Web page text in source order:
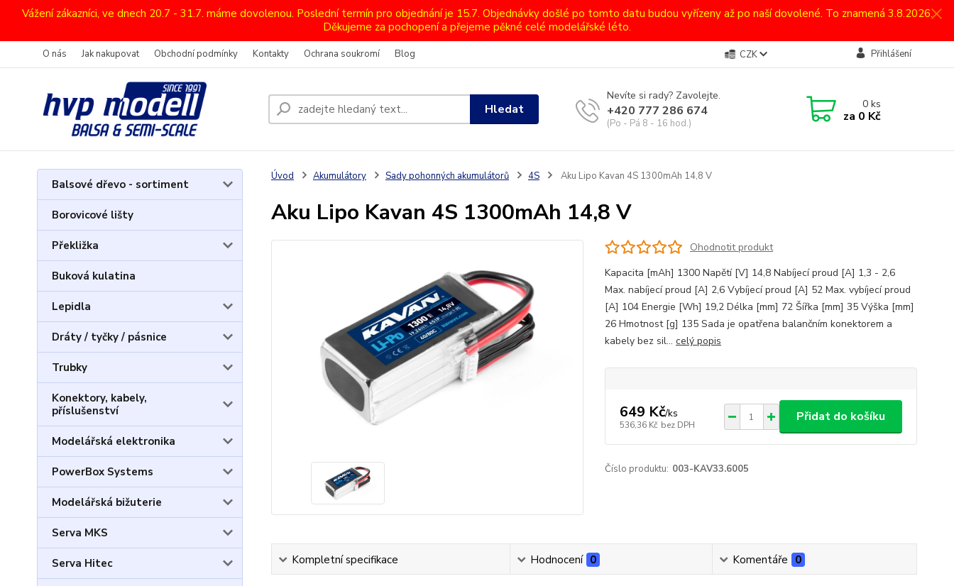
Vážení zákazníci, ve dnech 20.7 - 31.7. máme dovolenou. Poslední termín pro objednání je 15.7. Objednávky došlé po tomto datu budou vyřízeny až po naší dovolené. To znamená 3.8.2026.
Děkujeme za pochopení a přejeme pěkné celé modelářské léto.
O nás Jak nakupovat Obchodní podmínky Kontakty Ochrana soukromí Blog CZK Přihlášení
Hledat
Nevíte si rady? Zavolejte.
+420 777 286 674
(Po - Pá 8 - 16 hod.)
0ks
za 0 Kč
Balsové dřevo - sortiment
Borovicové lišty
Překližka
Buková kulatina
Lepidla
Dráty / tyčky / pásnice
Trubky
Konektory, kabely,
příslušenství
Modelářská elektronika
PowerBox Systems
Modelářská bižuterie
Serva MKS
Serva Hitec
Úvod Akumulátory Sady pohonných akumulátorů 4S Aku Lipo Kavan 4S 1300mAh 14,8 V
Aku Lipo Kavan 4S 1300mAh 14,8 V
Ohodnotit produkt
Kapacita [mAh] 1300 Napětí [V] 14,8 Nabíjecí proud [A] 1,3 - 2,6
Max. nabíjecí proud [A] 2,6 Vybíjecí proud [A] 52 Max. vybíjecí proud
[A] 104 Energie [Wh] 19,2 Délka [mm] 72 Šířka [mm] 35 Výška [mm]
26 Hmotnost [g] 135 Sada je opatřena balančním konektorem a
kabely bez sil... celý popis
649 Kč/ks
536,36 Kč bez DPH
Přidat do košíku
Číslo produktu: 003-KAV33.6005
Kompletní specifikace Hodnocení 0 Komentáře 0